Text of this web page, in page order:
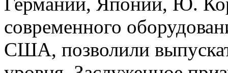
современного
США, позволили